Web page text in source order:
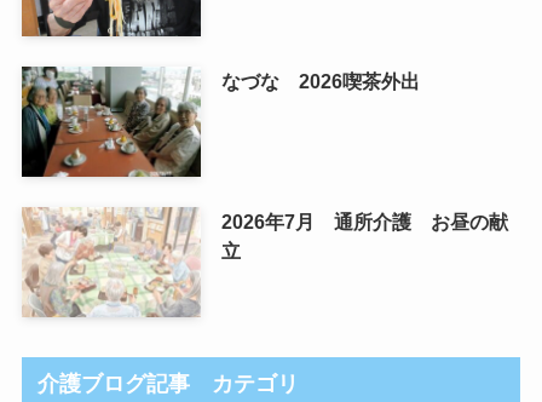
なづな 2026喫茶外出
2026年7月 通所介護 お昼の献
立
介護ブログ記事 カテゴリ